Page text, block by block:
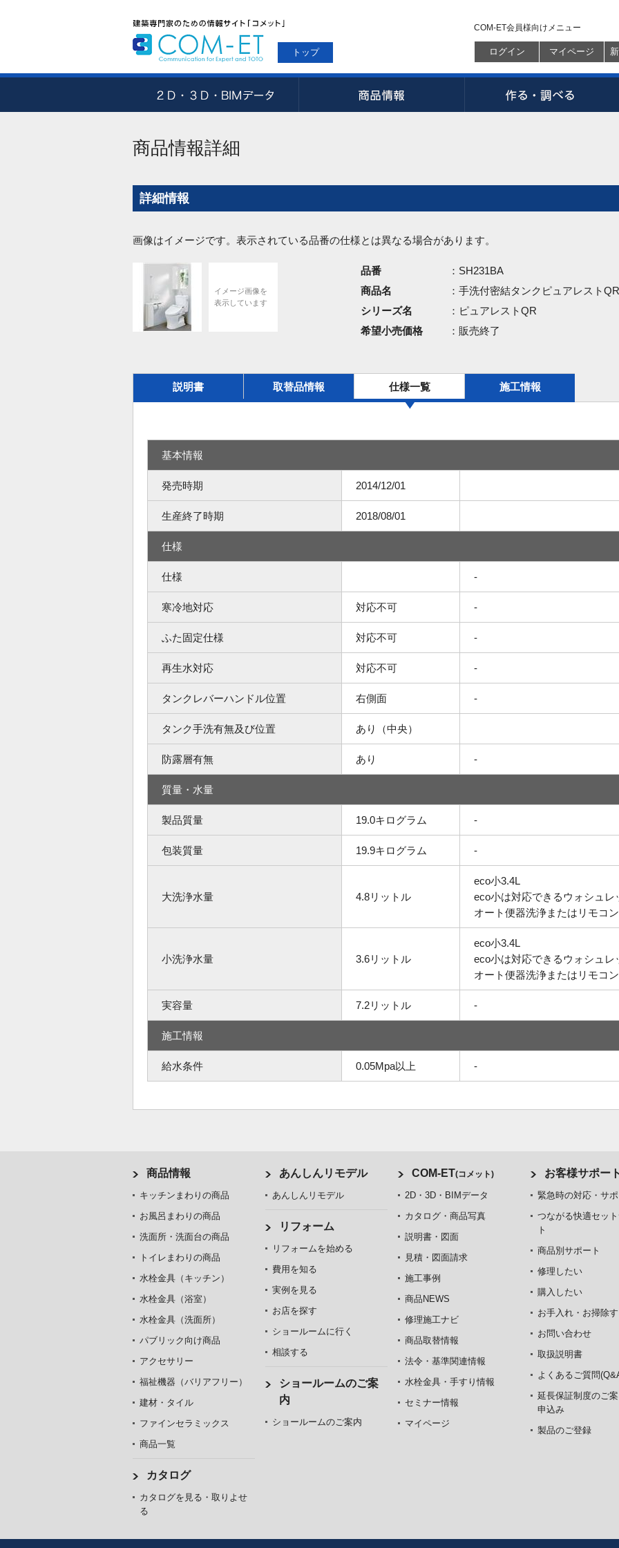
トップ
COM-ET会員様向けメニュー
ログイン マイページ
商品情報詳細
詳細情報
画像はイメージです。表示されている品番の仕様とは異なる場合があります。
イメージ画像を
表示しています
品番
：SH231BA
商品名
：手洗付密結タンクピュアレストQR
シリーズ名
：ピュアレストQR
希望小売価格
：販売終了
説明書 取替品情報 仕様一覧 施工情報
基本情報
発売時期 2014/12/01
生産終了時期 2018/08/01
仕様
仕様 -
寒冷地対応 対応不可 -
ふた固定仕様 対応不可 -
再生水対応 対応不可 -
タンクレバーハンドル位置 右側面 -
タンク手洗有無及び位置 あり（中央）
防露層有無 あり -
質量・水量
製品質量 19.0キログラム -
包装質量 19.9キログラム -
大洗浄水量 4.8リットル
eco小3.4L
eco小は対応できるウォシュ
オート便器洗浄またはリモコ
小洗浄水量 3.6リットル
eco小3.4L
eco小は対応できるウォシュ
オート便器洗浄またはリモコ
実容量 7.2リットル -
施工情報
給水条件 0.05Mpa以上 -
商品情報
キッチンまわりの商品
お風呂まわりの商品
洗面所・洗面台の商品
トイレまわりの商品
水栓金具（キッチン）
水栓金具（浴室）
水栓金具（洗面所）
パブリック向け商品
アクセサリー
福祉機器（バリアフリー）
建材・タイル
ファインセラミックス
商品一覧
カタログ
カタログを見る・取りよせ
る
あんしんリモデル
あんしんリモデル
リフォーム
リフォームを始める
費用を知る
実例を見る
お店を探す
ショールームに行く
相談する
ショールームのご案
内
ショールームのご案内
COM-ET(コメット)
2D・3D・BIMデータ
カタログ・商品写真
説明書・図面
見積・図面請求
施工事例
商品NEWS
修理施工ナビ
商品取替情報
法令・基準関連情報
水栓金具・手すり情報
セミナー情報
マイページ
お客様サポー
緊急時の対応・サ
つながる快適セッ
ト
商品別サポート
修理したい
購入したい
お手入れ・お掃除
お問い合わせ
取扱説明書
よくあるご質問
延長保証制度のご
申込み
製品のご登録